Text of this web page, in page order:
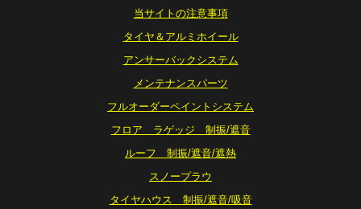
当サイトの注意事項
タイヤ＆アルミホイール
アンサーバックシステム
メンテナンスパーツ
フルオーダーペイントシステム
フロア ラゲッジ 制振/遮音
ルーフ 制振/遮音/遮熱
スノープラウ
タイヤハウス 制振/遮音/吸音